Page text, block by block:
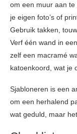
om een muur aan
je eigen foto’s of
Gebruik takken,
Verf één wand in
zelf een macramé
katoenkoord, wat je
Sjabloneren is een
om een herhalend
wat geduld, maar